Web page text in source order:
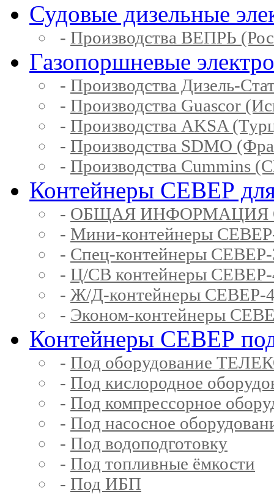
Судовые дизельные
- Производства ВЕПРЬ
Газопоршневые
- Производства Дизель-
- Производства Guascor
- Производства AKSA
- Производства SDMO
- Производства Cummins
Контейнеры СЕВЕР для
- ОБЩАЯ ИНФОРМАЦИЯ
- Мини-контейнеры
- Спец-контейнеры
- Ц/СВ контейнеры
- Ж/Д-контейнеры
- Эконом-контейнеры
Контейнеры СЕВЕР
- Под оборудование
- Под кислородное
- Под компрессорное
- Под насосное
- Под водоподготовку
- Под топливные ёмкости
- Под ИБП